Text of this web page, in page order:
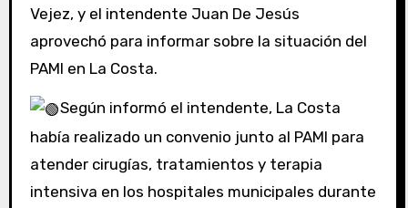
Vejez, y el intendente Juan De Jesús
aprovechó para informar sobre la situación del
PAMI en La Costa.
Según informó el intendente, La Costa
había realizado un convenio junto al PAMI para
atender cirugías, tratamientos y terapia
intensiva en los hospitales municipales durante